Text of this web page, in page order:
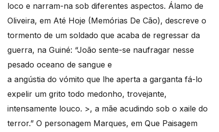
loco e narram-na sob diferentes aspectos. Álamo de
Oliveira, em Até Hoje (Memórias De Cão), descreve o
tormento de um soldado que acaba de regressar da
guerra, na Guiné: “João sente-se naufragar nesse
pesado oceano de sangue e
a angústia do vómito que lhe aperta a garganta fá-lo
expelir um grito todo medonho, trovejante,
intensamente louco. >, a mãe acudindo sob o xaile do
terror.” O personagem Marques, em Que Paisagem